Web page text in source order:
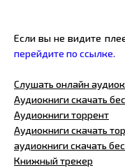
Если вы не видите
перейдите по ссылке.
Слушать онлайн
Аудиокниги скачать
Аудиокниги торрент
Аудиокниги скачать
аудиокниги скачать
Книжный трекер